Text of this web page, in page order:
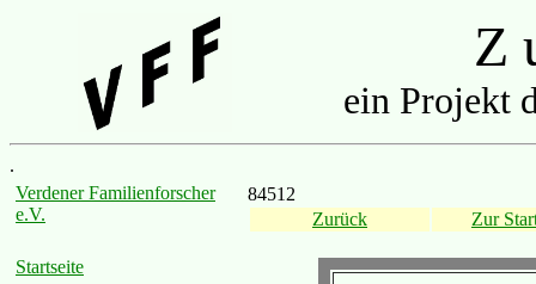
Z
ein Projekt
.
Verdener Familienforscher
e.V.
Startseite
84512
Zurück
Zur